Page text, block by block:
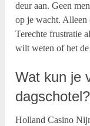
deur aan. Geen
op je wacht. Alleen
Terechte frustratie
wilt weten of het
Wat kun je
dagschotel?
Holland Casino